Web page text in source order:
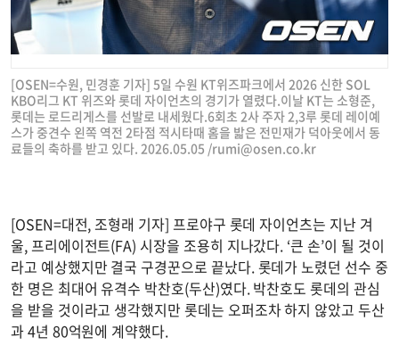
[OSEN=수원, 민경훈 기자] 5일 수원 KT위즈파크에서 2026 신한 SOL
KBO리그 KT 위즈와 롯데 자이언츠의 경기가 열렸다.이날 KT는 소형준,
롯데는 로드리게스를 선발로 내세웠다.6회초 2사 주자 2,3루 롯데 레이예
스가 중견수 왼쪽 역전 2타점 적시타때 홈을 밟은 전민재가 덕아웃에서 동
료들의 축하를 받고 있다. 2026.05.05 /rumi@osen.co.kr
[OSEN=대전, 조형래 기자] 프로야구 롯데 자이언츠는 지난 겨
울, 프리에이전트(FA) 시장을 조용히 지나갔다. ‘큰 손’이 될 것이
라고 예상했지만 결국 구경꾼으로 끝났다. 롯데가 노렸던 선수 중
한 명은 최대어 유격수 박찬호(두산)였다. 박찬호도 롯데의 관심
을 받을 것이라고 생각했지만 롯데는 오퍼조차 하지 않았고 두산
과 4년 80억원에 계약했다.